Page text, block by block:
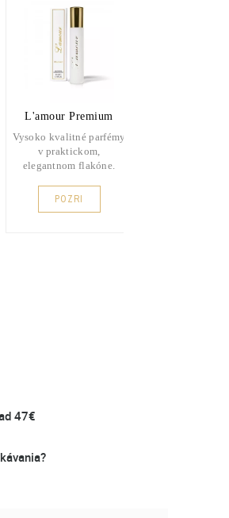
L'amour Premium
Vysoko kvalitné parfémy
v praktickom,
elegantnom flakóne.
POZRI
47€